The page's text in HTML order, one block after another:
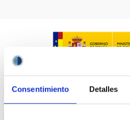
Consentimiento Detalles